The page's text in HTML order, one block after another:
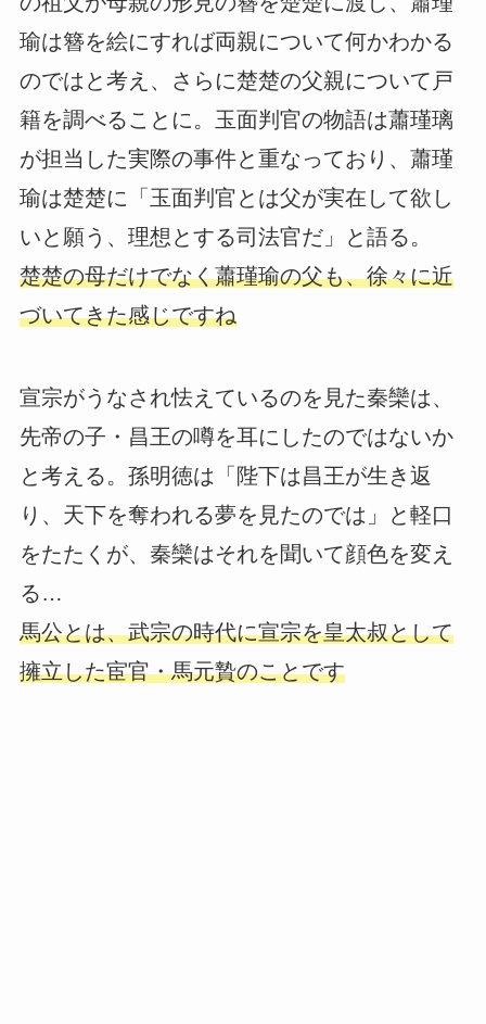
瑜は簪を絵にすれば両親について何かわかる
のではと考え、さらに楚楚の父親について戸
籍を調べることに。玉面判官の物語は蕭瑾璃
が担当した実際の事件と重なっており、蕭瑾
瑜は楚楚に「玉面判官とは父が実在して欲し
いと願う、理想とする司法官だ」と語る。
楚楚の母だけでなく蕭瑾瑜の父も、徐々に近
づいてきた感じですね
宣宗がうなされ怯えているのを見た秦欒は、
先帝の子・昌王の噂を耳にしたのではないか
と考える。孫明徳は「陛下は昌王が生き返
り、天下を奪われる夢を見たのでは」と軽口
をたたくが、秦欒はそれを聞いて顔色を変え
る…
馬公とは、武宗の時代に宣宗を皇太叔として
擁立した宦官・馬元贄のことです